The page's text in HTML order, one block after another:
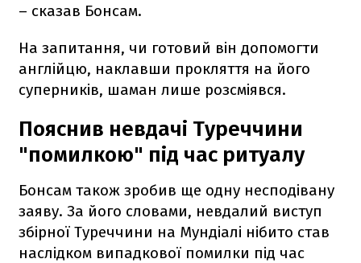
– сказав Бонсам.
На запитання, чи готовий він допомогти
англійцю, наклавши прокляття на його
суперників, шаман лише розсміявся.
Пояснив невдачі Туреччини
"помилкою" під час ритуалу
Бонсам також зробив ще одну несподівану
заяву. За його словами, невдалий виступ
збірної Туреччини на Мундіалі нібито став
наслідком випадкової помилки під час